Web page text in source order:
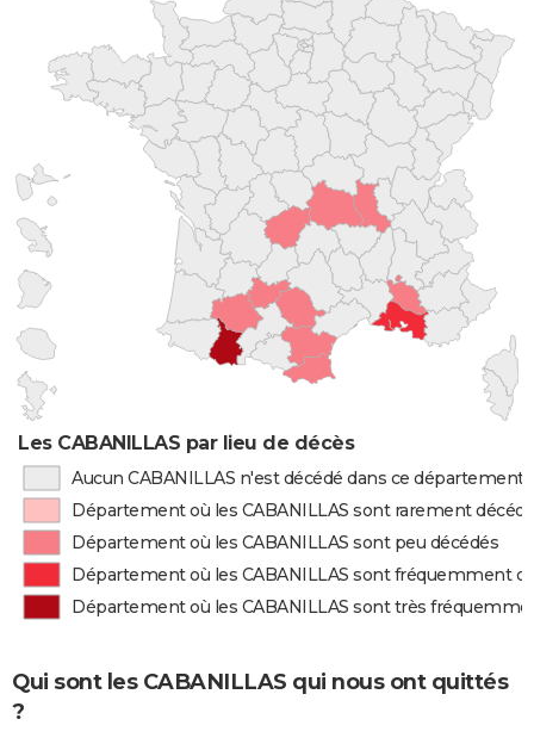
Les CABANILLAS par lieu de décès
Aucun CABANILLAS n'est décédé dans ce département
Département où les CABANILLAS sont rarement
Département où les CABANILLAS sont peu décédés
Département où les CABANILLAS sont fréquemment
Département où les CABANILLAS sont très
Qui sont les CABANILLAS qui nous ont quittés
?